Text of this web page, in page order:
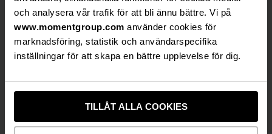
och analysera vår trafik för att bli ännu bättre. Vi på
www.momentgroup.com använder cookies för
marknadsföring, statistik och användarspecifika
inställningar för att skapa en bättre upplevelse för dig.
TILLÅT ALLA COOKIES
Vallarna lockar under sommaren mängder av
besökare till Falkenberg. Här skrattar över 50 000
gäster varje säsong åt nyskriven buskis och fars i
charmig folkparksmiljö.
sextonhundra personer och det är nästan alltid
slutsålt, oavsett väder. Svensk sommar och buskis är
en svårslagen kombination.